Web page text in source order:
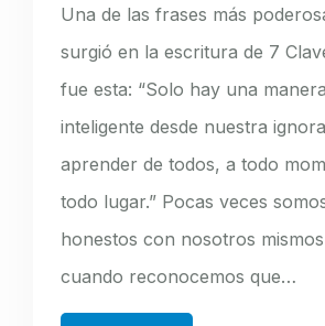
Una de las frases más
surgió en la escritura de 7
fue esta: “Solo hay una
inteligente desde nuestra
aprender de todos, a todo
todo lugar.” Pocas veces
honestos con nosotros
cuando reconocemos que…